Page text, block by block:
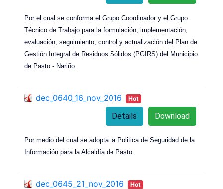
Por el cual se conforma el Grupo Coordinador y el Grupo
Técnico de Trabajo para la formulación, implementación,
evaluación, seguimiento, control y actualización del Plan de
Gestión Integral de Residuos Sólidos (PGIRS) del Municipio
de Pasto - Nariño.
dec_0640_16_nov_2016 Hot
Download
Details
Por medio del cual se adopta la Politica de Seguridad de la
Información para la Alcaldía de Pasto.
dec_0645_21_nov_2016 Hot